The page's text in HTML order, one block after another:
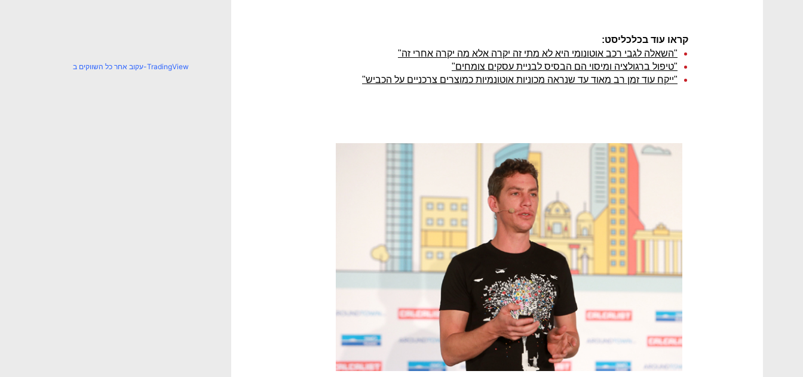
קראו עוד בכלכליסט:
"השאלה לגבי רכב אוטונומי היא לא מתי זה יקרה אלא מה יקרה אחרי זה"
"טיפול ברגולציה ומיסוי הם הבסיס לבניית עסקים צומחים"
"ייקח עוד זמן רב מאוד עד שנראה מכוניות אוטונמיות כמוצרים צרכניים על הכביש"
עקוב אחר כל השווקים ב-TradingView